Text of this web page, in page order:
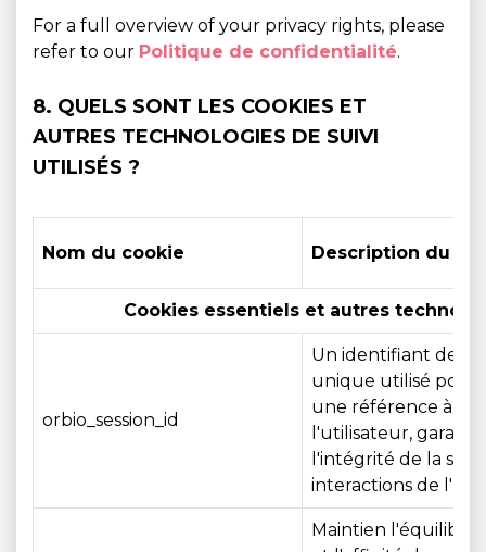
For a full overview of your privacy rights, please
refer to our Politique de confidentialité.
8. QUELS SONT LES COOKIES ET
AUTRES TECHNOLOGIES DE SUIVI
UTILISÉS ?
Nom du cookie Description du
Cookies essentiels et autres
orbio_session_id
Un identifiant de
unique utilisé pour
une référence à la
l'utilisateur,
l'intégrité de la
interactions de
Maintien l'équilibre